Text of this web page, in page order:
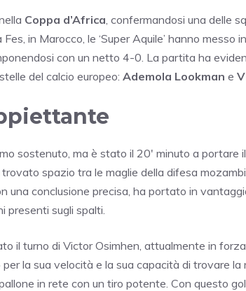
Coppa d’Africa , confermandosi una delle
in Marocco, le ‘Super Aquile’ hanno
con un netto 4-0. La partita ha
del calcio europeo: Ademola Lookman e
sostenuto, ma è stato il 20′ minuto a portare
trovato spazio tra le maglie della difesa
una conclusione precisa, ha portato in
presenti sugli spalti.
il turno di Victor Osimhen, attualmente in
la sua velocità e la sua capacità di trovare
in rete con un tiro potente. Con questo